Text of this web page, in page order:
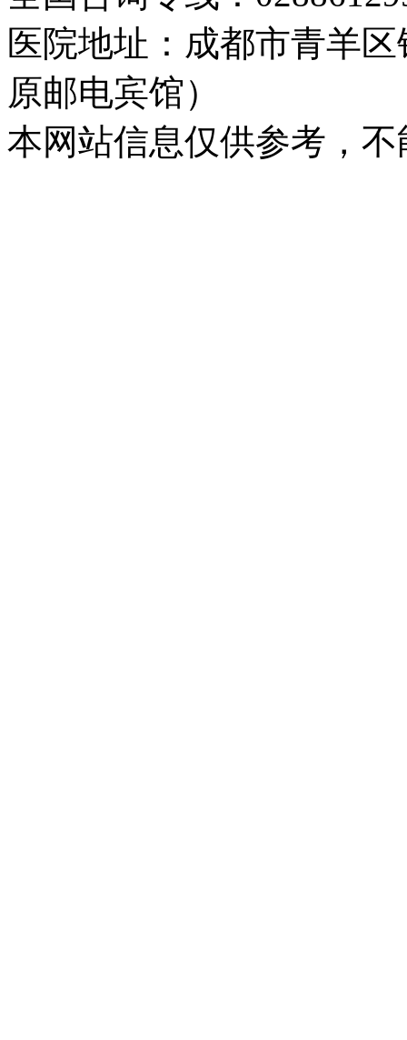
医院地址：成都市青羊
原邮电宾馆）
本网站信息仅供参考，